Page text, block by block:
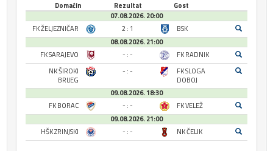
Domaćin Rezultat
Gost
07.08.2026. 20:00
FK ŽELJEZNIČAR
2 : 1
BSK
08.08.2026. 21:00
FK SARAJEVO
- : -
FK RADNIK
NK ŠIROKI
BRIJEG
- : -
FK SLOGA
DOBOJ
09.08.2026. 18:30
FK BORAC
- : -
FK VELEŽ
09.08.2026. 21:00
HŠK ZRINJSKI
- : - NK ČELIK